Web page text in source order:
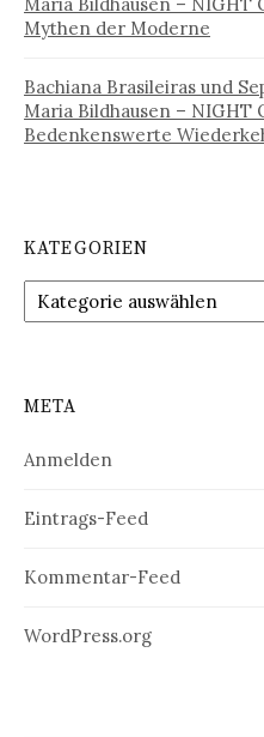
Mythen der Moderne
Bachiana Brasileiras und
Maria Bildhausen – NIGHT
Bedenkenswerte
KATEGORIEN
Kategorien
META
Anmelden
Eintrags-Feed
Kommentar-Feed
WordPress.org